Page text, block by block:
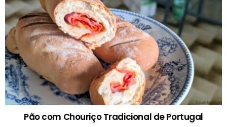
Pão com Chouriço Tradicional de Portugal